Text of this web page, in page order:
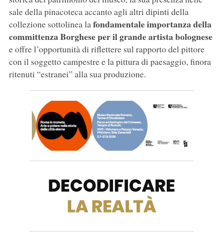
sale della pinacoteca accanto agli altri dipinti della
collezione sottolinea lafondamentale importanza della
committenza Borghese per il grande artista bolognese
e offre l’opportunità di riflettere sul rapporto del pittore
con il soggetto campestre e la pittura di paesaggio, finora
ritenuti “estranei” alla sua produzione.